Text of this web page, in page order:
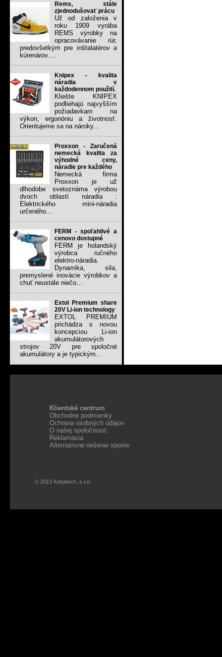
Rems, stále
zjednodušovať prácu
Už od založenia v
roku 1909 vyrába
REMS výrobky na
opracovávanie rúr,
predovšetkým pre inštalatérov a
kúrenárov....
Knipex - kvalita
náradia v
každodennom použití.
Kliešte KNIPEX
podliehajú najvyšším
požiadavkam na
výkon, ergonóniu a životnosť.
Orientujeme sa na nároky...
Proxxon - Zaručená
nemecká kvalita za
výhodné ceny,
náradie pre každého
Nemecká firma
Proxxon je už
dlhodobe svetoznáma výrobou
dvoch oblastí náradia :
Elektrického mini-náradia
určeného...
FERM - spoľahlivé a
cenovo dostupné
FERM je holandský
výrobca ručného
elektro-náradia.
Dynamika, sila,
premyslené inovácie výrobkov a
chuť neustále niečo...
Extol Premium share
20V Li-ion technology
EXTOL PREMIUM
prichádza s novou
koncepciou Li-ion
akumulátorových
strojov 20V pre spoločné
akumulátory a je typickým...
Klientské centrum
Obchodne podmienky
Ochrana osobných údajov
O našej spoločnosti
Reklamácia
Alternatívne riešenie sporov
© 2013 Kobatech, s.r.o.